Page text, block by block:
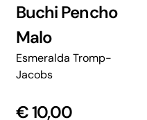
Buchi Pencho
Malo
Esmeralda Tromp-
Jacobs
€10,00